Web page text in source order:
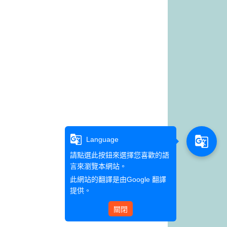
g_translate
Language
請點選此按鈕來選擇您喜歡的語
言來瀏覽本網站。
此網站的翻譯是由Google 翻譯
提供。
關閉
g_translate